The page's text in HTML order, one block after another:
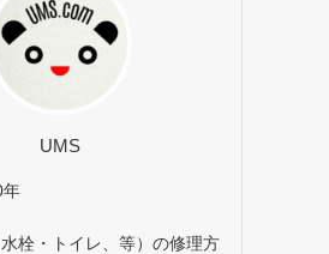
UMS
栓・トイレ、等）の修理方